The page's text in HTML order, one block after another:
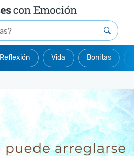
Reflexión Vida Bonitas